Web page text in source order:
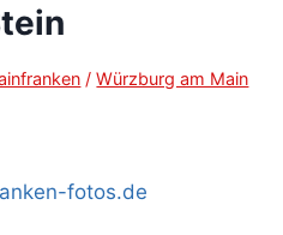
/ Würzburg am Main
fotos.de